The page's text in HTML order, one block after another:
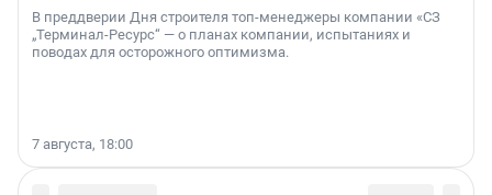
В преддверии Дня строителя топ-менеджеры компании «СЗ
„Терминал-Ресурс“ — о планах компании, испытаниях и
поводах для осторожного оптимизма.
7 августа, 18:00